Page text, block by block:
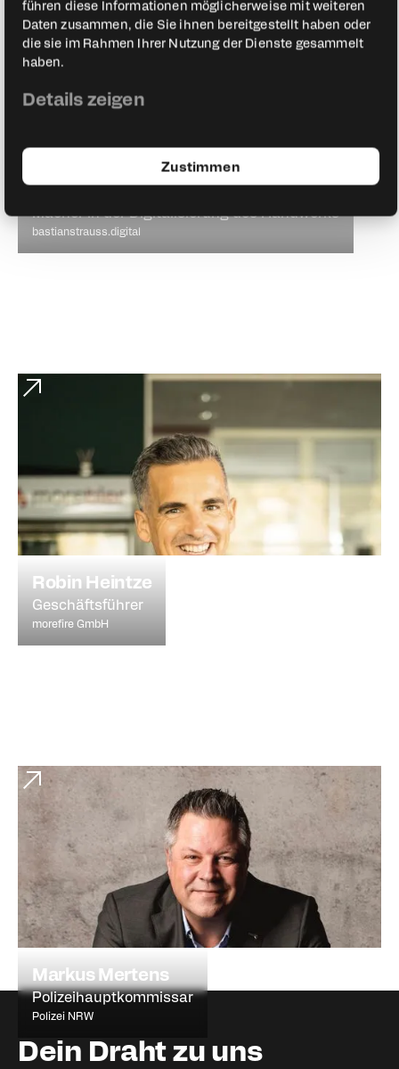
führen diese Informationen möglicherweise mit weiteren
Daten zusammen, die Sie ihnen bereitgestellt haben oder
die sie im Rahmen Ihrer Nutzung der Dienste gesammelt
haben.
Details zeigen
Zustimmen
Bastian Strauß
Macher in der Digitalisierung des Handwerks
bastianstrauss.digital
Robin Heintze
Geschäftsführer
morefire GmbH
Markus Mertens
Polizeihauptkommissar
Polizei NRW
Dein Draht zu uns